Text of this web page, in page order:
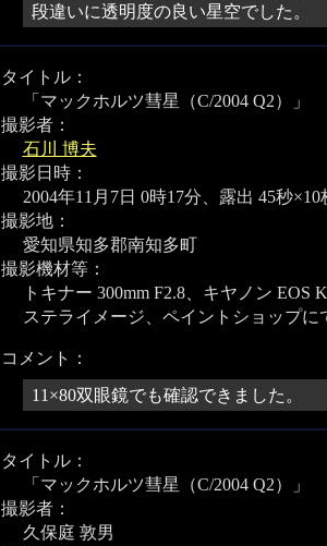
段違いに透明度の良い星空でした。
タイトル：
「マックホルツ彗星（C/2004 Q2）」
撮影者：
石川 博夫
撮影日時：
2004年11月7日 0時17分、露出 45秒×10
撮影地：
愛知県知多郡南知多町
撮影機材等：
トキナー 300mm F2.8、キヤノン
ステライメージ、ペイントショップ
コメント：
11×80双眼鏡でも確認できました。
タイトル：
「マックホルツ彗星（C/2004 Q2）」
撮影者：
久保庭 敦男